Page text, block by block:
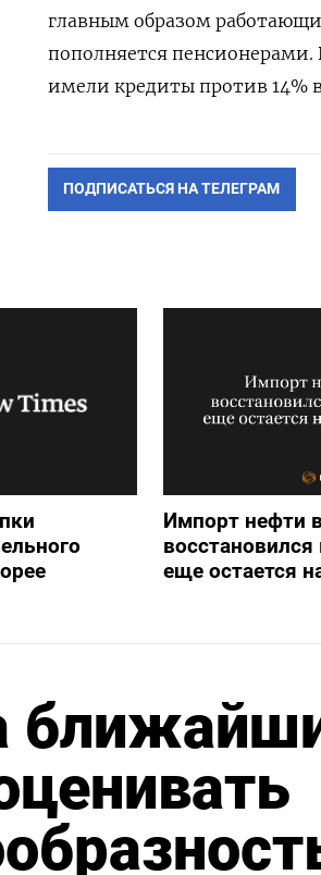
главным образом
пополняется пенсионерами.
имели кредиты против 14% в
ПОДПИСАТЬСЯ НА ТЕЛЕГРАМ
Импорт нефти
еще остается